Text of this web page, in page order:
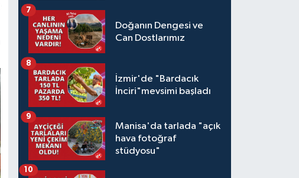
Doğanın Dengesi ve
Can Dostlarımız
7
İzmir'de "Bardacık
İnciri"mevsimi başladı
8
Manisa'da tarlada "açık
hava fotoğraf
stüdyosu"
9
10